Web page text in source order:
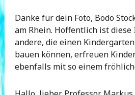
Danke für dein Foto, Bodo
am Rhein. Hoffentlich ist diese
andere, die einen
bauen können, erfreuen
ebenfalls mit so einem